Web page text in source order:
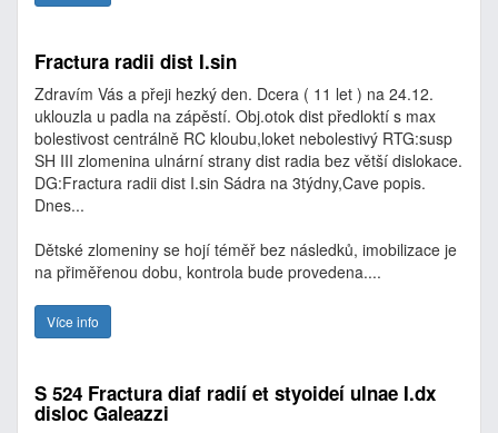
Fractura radii dist I.sin
Zdravím Vás a přeji hezký den. Dcera ( 11 let ) na 24.12.
uklouzla u padla na zápěstí. Obj.otok dist předloktí s max
bolestivost centrálně RC kloubu,loket nebolestivý RTG:susp
SH III zlomenina ulnární strany dist radia bez větší dislokace.
DG:Fractura radii dist I.sin Sádra na 3týdny,Cave popis.
Dnes...
Dětské zlomeniny se hojí téměř bez následků, imobilizace je
na přiměřenou dobu, kontrola bude provedena....
Více info
S 524 Fractura diaf radií et styoideí ulnae I.dx
disloc Galeazzi